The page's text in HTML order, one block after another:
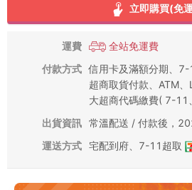
立即購買(免
運費
全站免運費
付款方式 信用卡及滿額分期、
超商取貨付款、ATM
大超商代碼繳費( 7-11
出貨資訊 常溫配送 / 付款後，
運送方式 宅配到府 7-11超取